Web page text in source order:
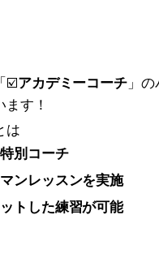
☑️アカデミーコーチ 」
す！
は
別コーチ
ンレッスンを実施
トした練習が可能